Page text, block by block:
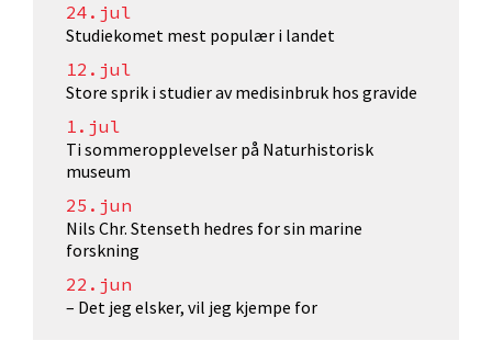
24.jul
Studiekomet mest populær i landet
12.jul
Store sprik i studier av medisinbruk hos gravide
1.jul
Ti sommeropplevelser på Naturhistorisk
museum
25.jun
Nils Chr. Stenseth hedres for sin marine
forskning
22.jun
– Det jeg elsker, vil jeg kjempe for